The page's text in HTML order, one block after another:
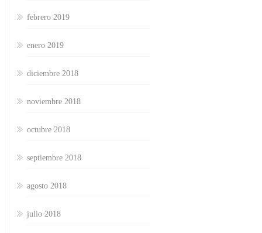
febrero 2019
enero 2019
diciembre 2018
noviembre 2018
octubre 2018
septiembre 2018
agosto 2018
julio 2018